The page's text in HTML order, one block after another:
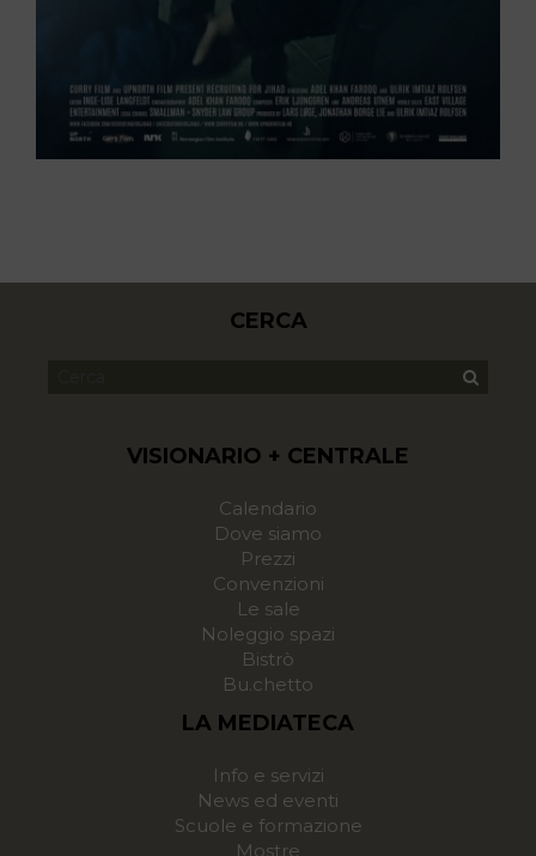
CERCA
VISIONARIO + CENTRALE
Calendario
Dove siamo
Prezzi
Convenzioni
Le sale
Noleggio spazi
Bistrò
Bu.chetto
LA MEDIATECA
Info e servizi
News ed eventi
Scuole e formazione
Mostre